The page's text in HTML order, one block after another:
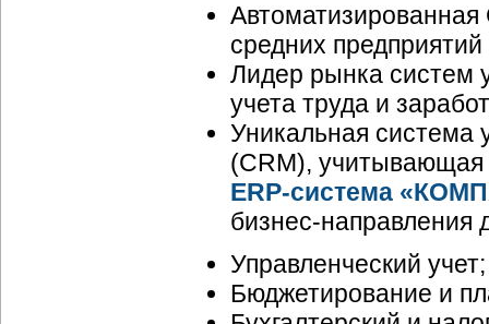
средних предприятий
Лидер рынка систем
учета труда и
Уникальная система
(CRM), учитывающая
ERP-система
бизнес-направления
Управленческий учет;
Бюджетирование и